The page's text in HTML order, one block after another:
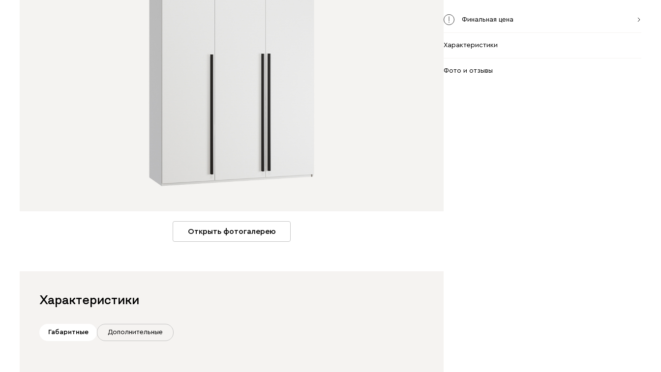
Открыть фотогалерею
Характеристики
Габаритные Дополнительные
Финальная цена
Характеристики
Фото и отзывы